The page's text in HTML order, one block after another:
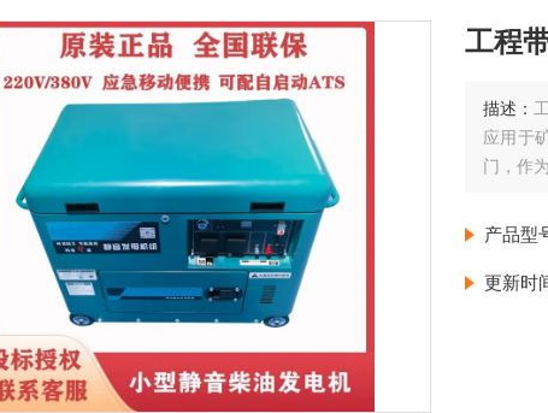
工程
描述：
应用于
门，作
产品型
更新时